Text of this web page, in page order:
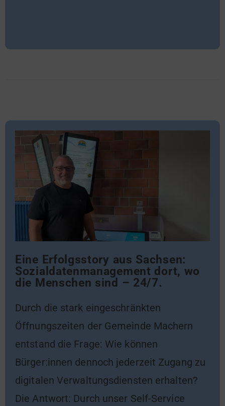
Eine Erfolgsstory aus Sachsen:
Sozialdatenmanagement dort, wo
die Menschen sind – 24/7.
Durch die stark eingeschränkten
Öffnungszeiten der Gemeinde Machern
entstand die Frage: Wie können
Bürger:innen dennoch jederzeit Zugang zu
digitalen Verwaltungsdiensten erhalten?
Die Antwort: Durch unser Self-Service